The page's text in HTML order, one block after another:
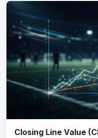
Closing Line Value